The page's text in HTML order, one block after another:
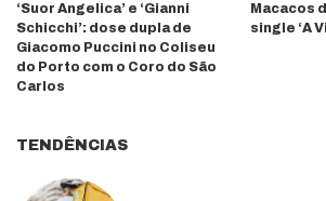
‘Suor Angelica’ e ‘Gianni
Schicchi’: dose dupla de
Giacomo Puccini no Coliseu
do Porto com o Coro do São
Carlos
Macacos
single ‘A
TENDÊNCIAS